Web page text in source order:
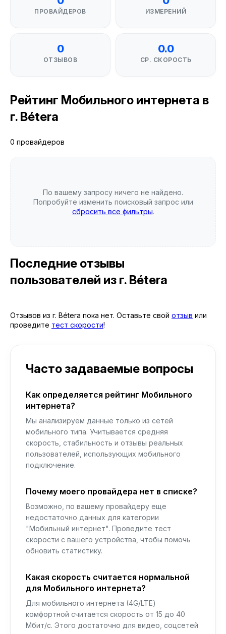
ПРОВАЙДЕРОВ ИЗМЕРЕНИЙ
0
ОТЗЫВОВ
0.0
СР. СКОРОСТЬ
Рейтинг Мобильного интернета в
г. Bétera
0 провайдеров
По вашему запросу ничего не найдено.
Попробуйте изменить поисковый запрос или
сбросить все фильтры.
Последние отзывы
пользователей из г. Bétera
Отзывов из г. Bétera пока нет. Оставьте свой отзыв или
проведите тест скорости!
Часто задаваемые вопросы
Как определяется рейтинг Мобильного
интернета?
Мы анализируем данные только из сетей
мобильного типа. Учитывается средняя
скорость, стабильность и отзывы реальных
пользователей, использующих мобильного
подключение.
Почему моего провайдера нет в списке?
Возможно, по вашему провайдеру еще
недостаточно данных для категории
"Мобильный интернет". Проведите тест
скорости с вашего устройства, чтобы помочь
обновить статистику.
Какая скорость считается нормальной
для Мобильного интернета?
Для мобильного интернета (4G/LTE)
комфортной считается скорость от 15 до 40
Мбит/с. Этого достаточно для видео, соцсетей